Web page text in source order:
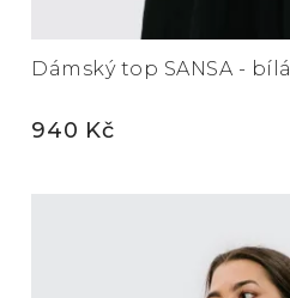
Dámský top SANSA - bílá
940 Kč